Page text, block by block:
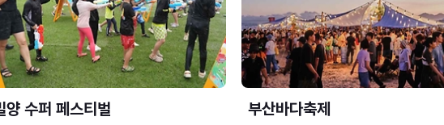
양 수퍼 페스티벌 부산바다축제